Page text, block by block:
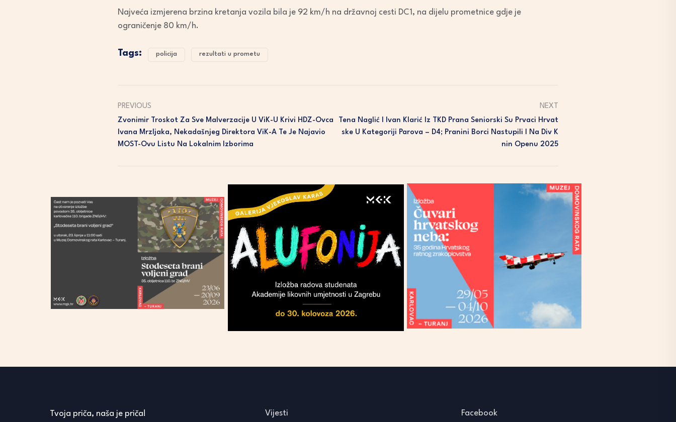
Najveća izmjerena brzina kretanja vozila bila je 92 km/h na državnoj cesti DC1, na dijelu prometnice gdje je
ograničenje 80 km/h.
Tags: policija rezultati u prometu
PREVIOUS
Zvonimir Troskot Za Sve Malverzacije U ViK-U Krivi HDZ-Ovca
Ivana Mrzljaka, Nekadašnjeg Direktora ViK-A Te Je Najavio
MOST-Ovu Listu Na Lokalnim Izborima
NEXT
Tena Naglić I Ivan Klarić Iz TKD Prana Seniorski Su Prvaci Hrvat
Ske U Kategoriji Parova – D4; Pranini Borci Nastupili I Na Div K
Nin Openu 2025
Tvoja priča, naša je priča! Vijesti Facebook